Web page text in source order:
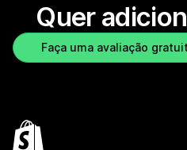
Quer
Faça uma avaliação